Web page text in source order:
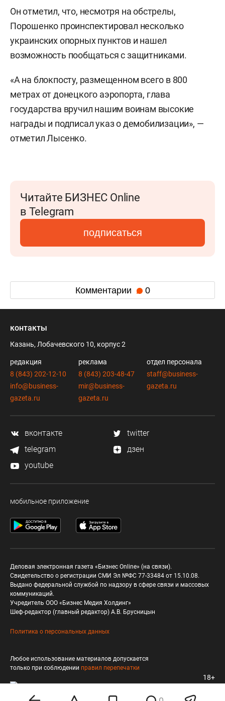
Он отметил, что, несмотря на обстрелы,
Порошенко проинспектировал несколько
украинских опорных пунктов и нашел
возможность пообщаться с защитниками.
«А на блокпосту, размещенном всего в 800
метрах от донецкого аэропорта, глава
государства вручил нашим воинам высокие
награды и подписал указ о демобилизации», —
отметил Лысенко.
Читайте БИЗНЕС Online
в Telegram
подписаться
Комментарии 0
контакты
Казань, Лобачевского 10, корпус 2
редакция
8 (843) 202-12-10
info@business-
gazeta.ru
реклама
8 (843) 203-48-47
mir@business-
gazeta.ru
отдел персонала
staff@business-
gazeta.ru
вконтакте
twitter
telegram
дзен
youtube
мобильное приложение
Деловая электронная газета «Бизнес Online» (на связи).
Свидетельство о регистрации СМИ Эл №ФС 77-33484 от 15.10.08.
Выдано федеральной службой по надзору в сфере связи и массовых
коммуникаций.
Учредитель ООО «Бизнес Медия Холдинг»
Шеф-редактор (главный редактор) А.В. Брусницын
Политика о персональных данных
Любое использование материалов допускается
только при соблюдении правил перепечатки
18+